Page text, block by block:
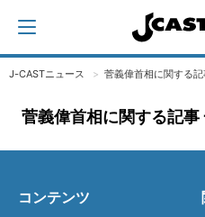
J-CASTニュース 菅義偉首相に関する
菅義偉首相に関する記事
コンテンツ